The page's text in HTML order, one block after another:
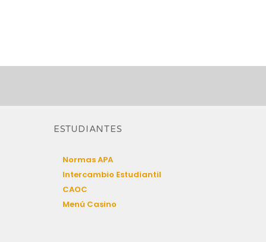
ESTUDIANTES
Normas APA
Intercambio Estudiantil
CAOC
Menú Casino